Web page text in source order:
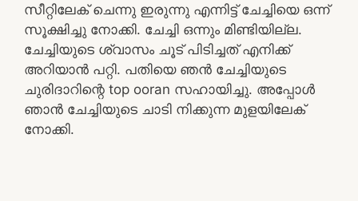
സീറ്റിലേക് ചെന്നു ഇരുന്നു എന്നിട്ട് ചേച്ചിയെ ഒന്ന്
സൂക്ഷിച്ചു നോക്കി. ചേച്ചി ഒന്നും മിണ്ടിയില്ല.
ചേച്ചിയുടെ ശ്വാസം ചൂട് പിടിച്ചത് എനിക്ക്
അറിയാൻ പറ്റി. പതിയെ ഞൻ ചേച്ചിയുടെ
ചുരിദാറിന്റെ top ooran സഹായിച്ചു. അപ്പോൾ
ഞാൻ ചേച്ചിയുടെ ചാടി നിക്കുന്ന മുളയിലേക്
നോക്കി.